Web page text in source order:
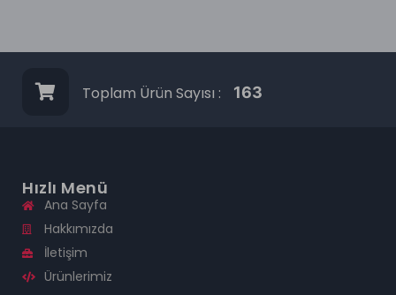
Toplam Ürün Sayısı : 163
Hızlı Menü
Ana Sayfa
Hakkımızda
İletişim
Ürünlerimiz